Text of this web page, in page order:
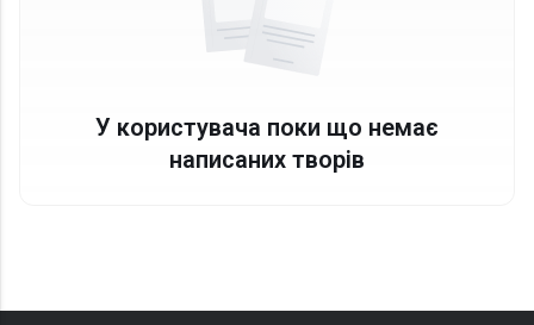
У користувача поки що немає
написаних творів